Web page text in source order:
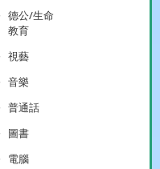
德公/生命
教育
視藝
音樂
普通話
圖書
電腦